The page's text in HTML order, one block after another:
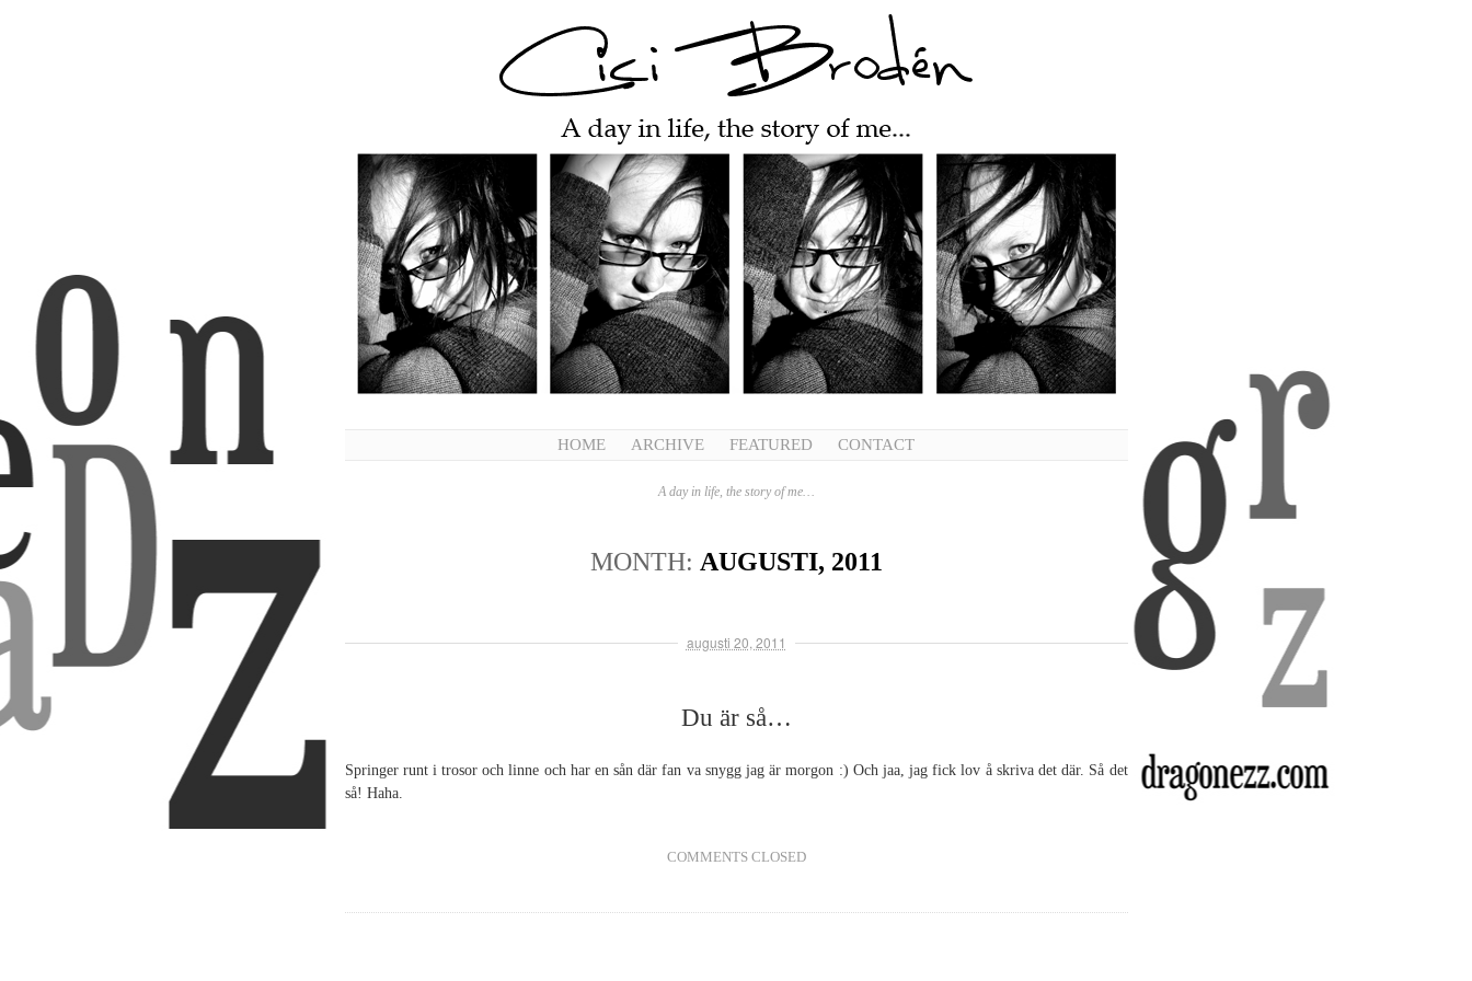
HOME ARCHIVE FEATURED CONTACT
A day in life, the story of me…
MONTH: AUGUSTI, 2011
augusti 20, 2011
Du är så…
Springer runt i trosor och linne och har en sån där fan va snygg jag är morgon :) Och jaa, jag fick lov å skriva det där. Så det
så! Haha.
COMMENTS CLOSED